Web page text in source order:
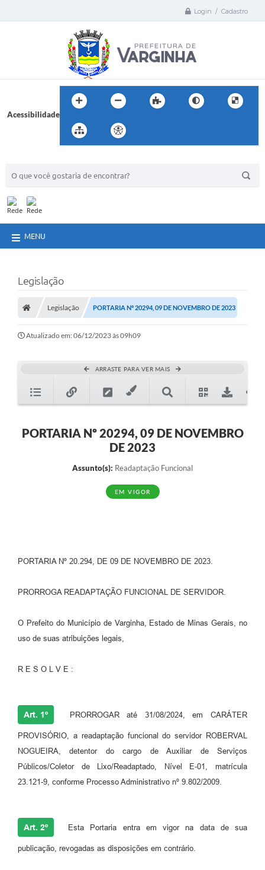
Login / Cadastro
Acessibilidade
MENU
Legislação
Legislação PORTARIA Nº 20294, 09 DE NOVEMBRO DE 2023
Atualizado em: 06/12/2023 às 09h09
ARRASTE PARA VER MAIS
PORTARIA Nº 20294, 09 DE NOVEMBRO
DE 2023
Assunto(s): Readaptação Funcional
EM VIGOR
PORTARIA Nº 20.294, DE 09 DE NOVEMBRO DE 2023.
PRORROGA READAPTAÇÃO FUNCIONAL DE SERVIDOR.
O Prefeito do Município de Varginha, Estado de Minas Gerais, no
uso de suas atribuições legais,
R E S O L V E :
Art. 1º PRORROGAR até 31/08/2024, em CARÁTER
PROVISÓRIO, a readaptação funcional do servidor ROBERVAL
NOGUEIRA, detentor do cargo de Auxiliar de Serviços
Públicos/Coletor de Lixo/Readaptado, Nível E-01, matrícula
23.121-9, conforme Processo Administrativo nº 9.802/2009.
Art. 2º Esta Portaria entra em vigor na data de sua
publicação, revogadas as disposições em contrário.